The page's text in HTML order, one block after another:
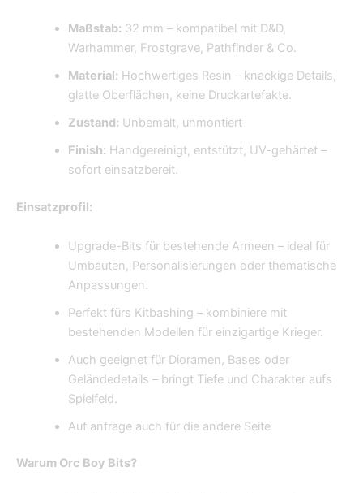
Maßstab: 32 mm – kompatibel mit D&D,
Warhammer, Frostgrave, Pathfinder & Co.
Material: Hochwertiges Resin – knackige Details,
glatte Oberflächen, keine Druckartefakte.
Zustand: Unbemalt, unmontiert
Finish: Handgereinigt, entstützt, UV-gehärtet –
sofort einsatzbereit.
Einsatzprofil:
Upgrade-Bits für bestehende Armeen – ideal für
Umbauten, Personalisierungen oder thematische
Anpassungen.
Perfekt fürs Kitbashing – kombiniere mit
bestehenden Modellen für einzigartige Krieger.
Auch geeignet für Dioramen, Bases oder
Geländedetails – bringt Tiefe und Charakter aufs
Spielfeld.
Auf anfrage auch für die andere Seite
Warum Orc Boy Bits?